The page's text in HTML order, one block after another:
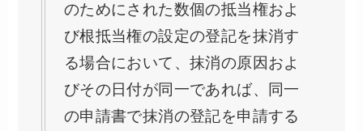
のためにされた数個の抵当権およ
び根抵当権の設定の登記を抹消す
る場合において、抹消の原因およ
びその日付が同一であれば、同一
の申請書で抹消の登記を申請する